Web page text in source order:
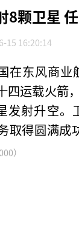
8颗卫星
15 16:20:14
在东风商业
四运载火箭
发射升空。
取得圆满成
）